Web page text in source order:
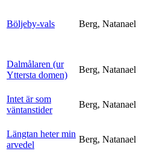
Böljeby-vals Berg, Natanael
Dalmålaren (ur
Yttersta domen)
Berg, Natanael
Intet är som
väntanstider
Berg, Natanael
Längtan heter min
arvedel
Berg, Natanael